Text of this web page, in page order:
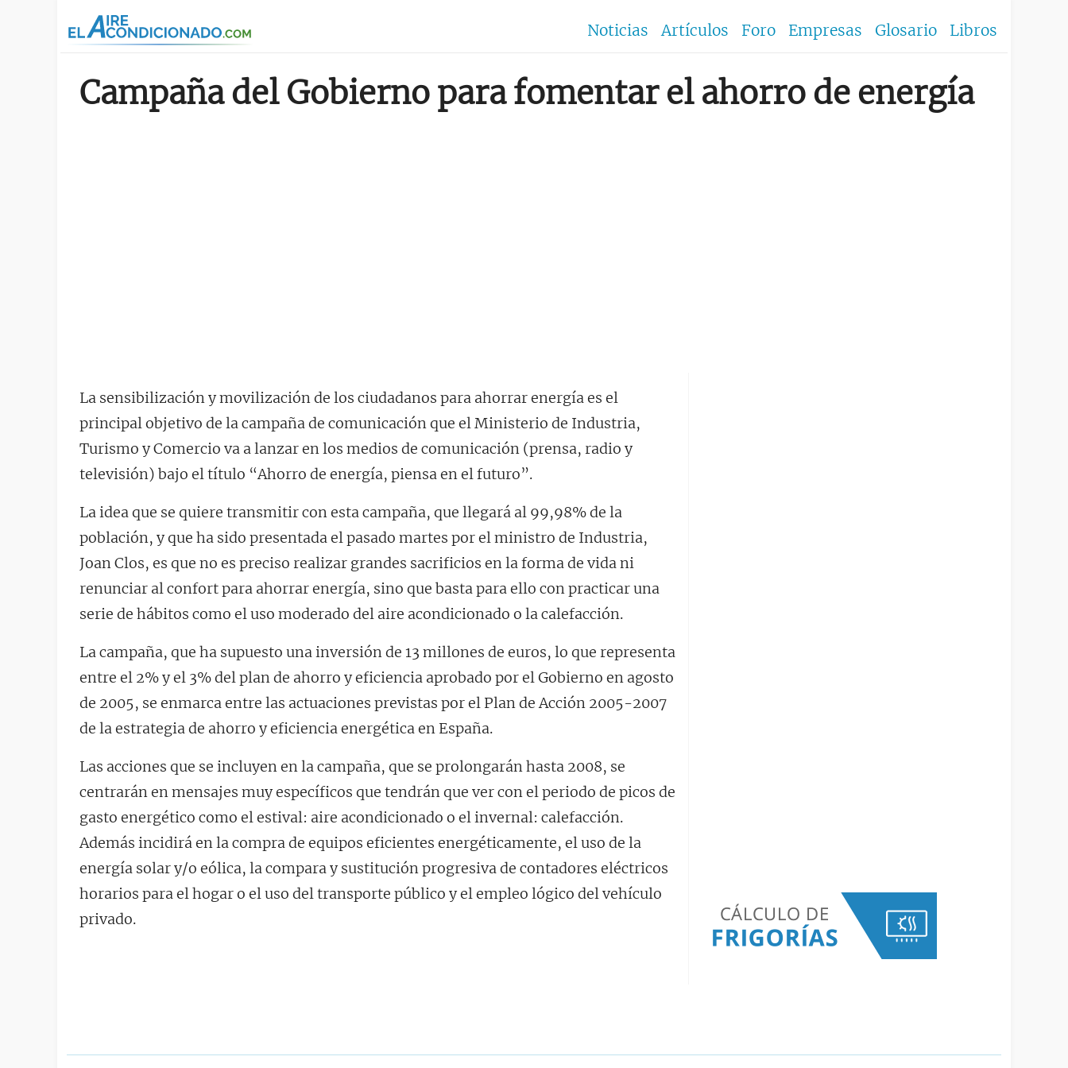
Noticias Artículos Foro Empresas Glosario Libros
Campaña del Gobierno para fomentar el ahorro de energía
La sensibilización y movilización de los ciudadanos para ahorrar energía es el
principal objetivo de la campaña de comunicación que el Ministerio de Industria,
Turismo y Comercio va a lanzar en los medios de comunicación (prensa, radio y
televisión) bajo el título “Ahorro de energía, piensa en el futuro”.
La idea que se quiere transmitir con esta campaña, que llegará al 99,98% de la
población, y que ha sido presentada el pasado martes por el ministro de Industria,
Joan Clos, es que no es preciso realizar grandes sacrificios en la forma de vida ni
renunciar al confort para ahorrar energía, sino que basta para ello con practicar una
serie de hábitos como el uso moderado del aire acondicionado o la calefacción.
La campaña, que ha supuesto una inversión de 13 millones de euros, lo que representa
entre el 2% y el 3% del plan de ahorro y eficiencia aprobado por el Gobierno en agosto
de 2005, se enmarca entre las actuaciones previstas por el Plan de Acción 2005-2007
de la estrategia de ahorro y eficiencia energética en España.
Las acciones que se incluyen en la campaña, que se prolongarán hasta 2008, se
centrarán en mensajes muy específicos que tendrán que ver con el periodo de picos de
gasto energético como el estival: aire acondicionado o el invernal: calefacción.
Además incidirá en la compra de equipos eficientes energéticamente, el uso de la
energía solar y/o eólica, la compara y sustitución progresiva de contadores eléctricos
horarios para el hogar o el uso del transporte público y el empleo lógico del vehículo
privado.